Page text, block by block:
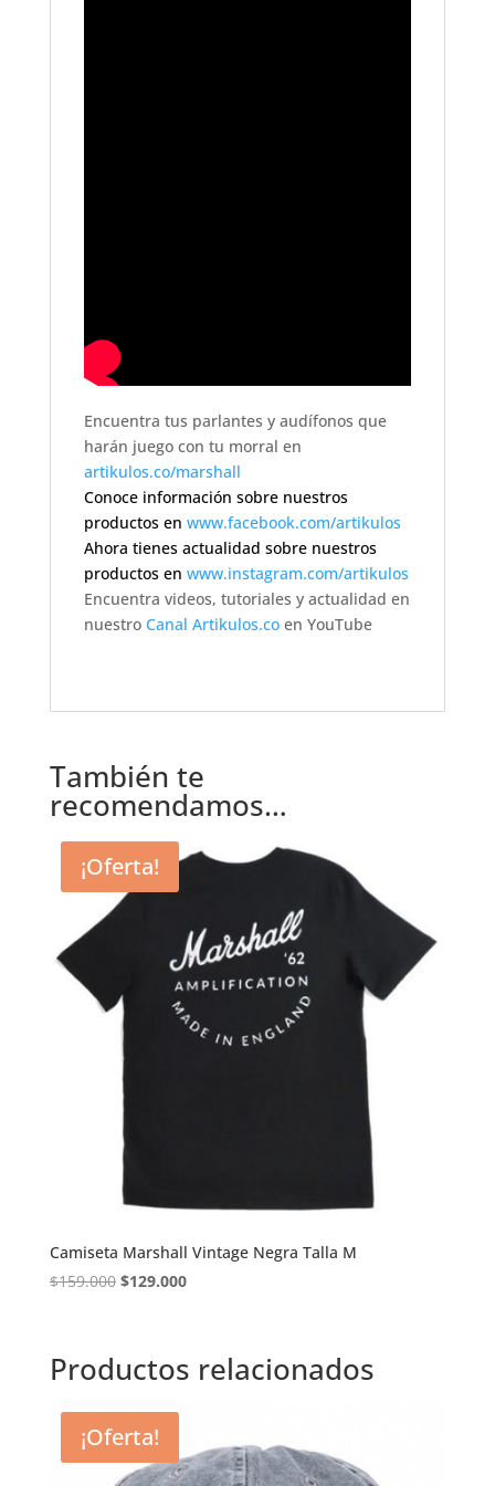
Encuentra tus parlantes y audífonos que
harán juego con tu morral en
artikulos.co/marshall
Conoce información sobre nuestros
productos en www.facebook.com/artikulos
Ahora tienes actualidad sobre nuestros
productos en www.instagram.com/artikulos
Encuentra videos, tutoriales y actualidad en
nuestro Canal Artikulos.coen YouTube
También te
recomendamos…
¡Oferta!
Camiseta Marshall Vintage Negra Talla M
$159.000 El
$159.000.
$129.000El
$129.000.
Productos relacionados
¡Oferta!